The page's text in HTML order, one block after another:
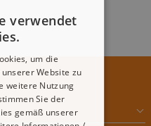
verwendet
um die
Website zu
weitere Nutzung
Sie der
gemäß unserer